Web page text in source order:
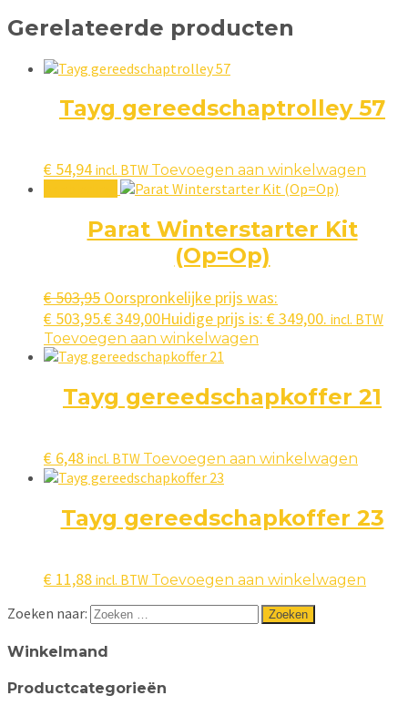
Gerelateerde producten
Tayg gereedschaptrolley 57
€ 54,94 incl. BTW Toevoegen aan winkelwagen
Parat Winterstarter Kit
(Op=Op)
€503,95 Oorspronkelijke prijs was:
€ 503,95.€349,00Huidige prijs is: € 349,00. incl. BTW
Toevoegen aan winkelwagen
Tayg gereedschapkoffer 21
€ 6,48 incl. BTW Toevoegen aan winkelwagen
Tayg gereedschapkoffer 23
€ 11,88 incl. BTW Toevoegen aan winkelwagen
Zoeken naar:
Winkelmand
Productcategorieën